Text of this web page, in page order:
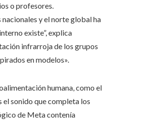
o profesores.
y el norte global ha
existe”, explica
infrarroja de los grupos
en modelos».
humana, como el
el sonido que completa los
de Meta contenía